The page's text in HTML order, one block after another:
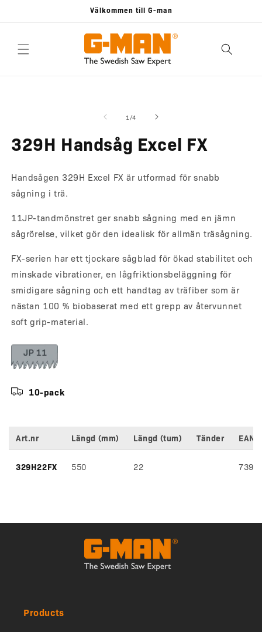
Välkommen till G-man
1 /av4
329H Handsåg Excel FX
Handsågen 329H Excel FX är utformad för snabb
sågning i trä.
11JP-tandmönstret ger snabb sågning med en jämn
sågrörelse, vilket gör den idealisk för allmän träsågning.
FX-serien har ett tjockare sågblad för ökad stabilitet och
minskade vibrationer, en lågfriktionsbeläggning för
smidigare sågning och ett handtag av träfiber som är
nästan 100 % biobaserat med ett grepp av återvunnet
soft grip-material.
10-pack
Art.nr Längd (mm) Längd (tum) Tänder EAN
329H22FX 550 22
Products